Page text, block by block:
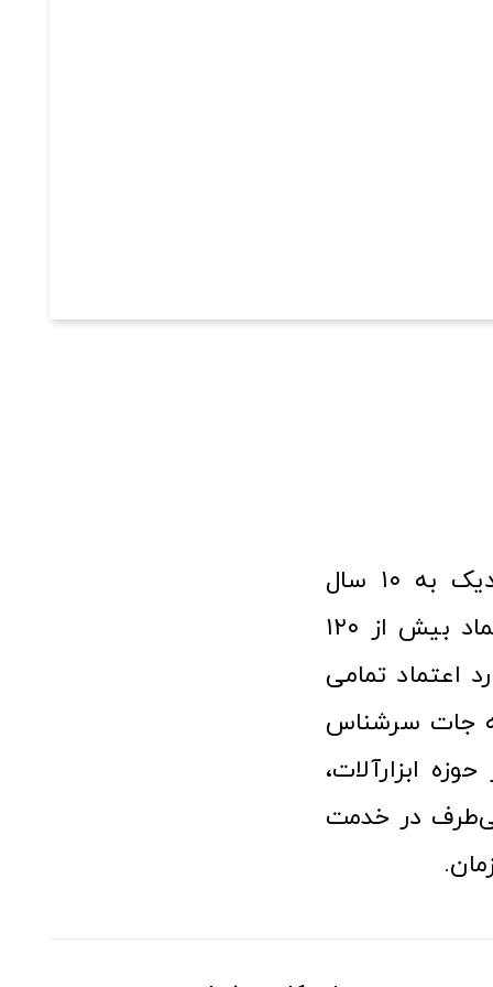
فروشگاه آنلاین ابزار و تجهیزات صنعتی کولیس با افتخار نزدیک به ۱۰ سال
فعالیت در عرصه ابزارآلات و کالاهای صنعتی توانسته مورد اعتماد بیش از ۱۲۰
اعتماد تمامی
جات سرشناس
ابزارآلات،
در خدمت